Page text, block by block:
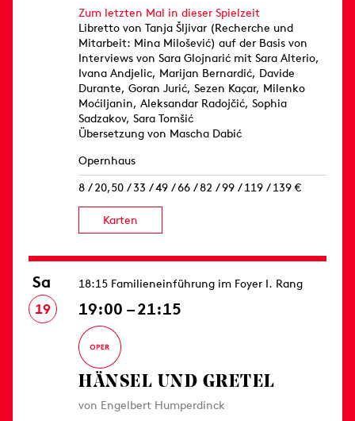
Zum letzten Mal in dieser Spielzeit
Libretto von Tanja Šljivar (Recherche und
Mitarbeit: Mina Milošević) auf der Basis von
Interviews von Sara Glojnarić mit Sara Alterio,
Ivana Andjelic, Marijan Bernardić, Davide
Durante, Goran Jurić, Sezen Kaçar, Milenko
Moćiljanin, Aleksandar Radojčić, Sophia
Sadzakov, Sara Tomšić
Übersetzung von Mascha Dabić
Opernhaus
8 / 20,50 / 33 / 49 / 66 / 82 / 99 / 119 / 139 €
Karten
Sa
19
18:15 Familieneinführung im Foyer I. Rang
19:00 – 21:15
HÄNSEL UND GRETEL
von Engelbert Humperdinck